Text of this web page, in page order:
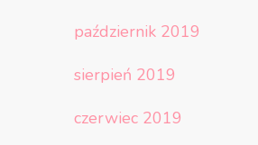
październik 2019
sierpień 2019
czerwiec 2019